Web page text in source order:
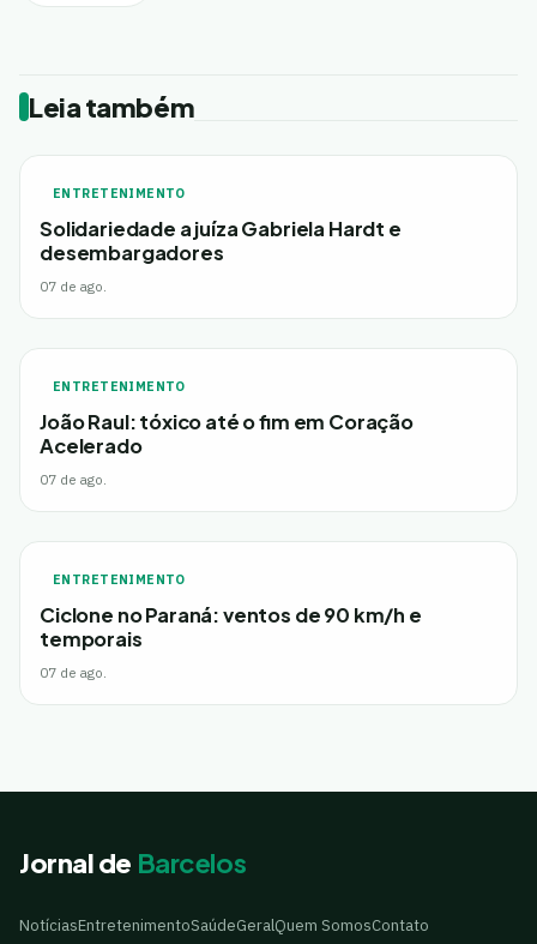
Leia também
ENTRETENIMENTO
Solidariedade a juíza Gabriela Hardt e
desembargadores
07 de ago.
ENTRETENIMENTO
João Raul: tóxico até o fim em Coração
Acelerado
07 de ago.
ENTRETENIMENTO
Ciclone no Paraná: ventos de 90 km/h e
temporais
07 de ago.
Jornal de Barcelos
NotíciasEntretenimentoSaúdeGeralQuem SomosContato